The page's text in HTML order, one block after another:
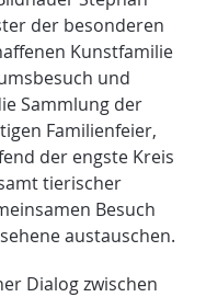
der besonderen
Kunstfamilie
und
Sammlung der
Familienfeier,
der engste Kreis
tierischer
Besuch
austauschen.
Dialog zwischen